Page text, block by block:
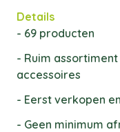
Details
- 69 producten
- Ruim
accessoires
- Eerst verkopen
- Geen minimum